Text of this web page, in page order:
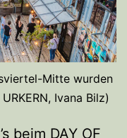
Mitte wurden
Ivana Bilz)
beim DAY OF